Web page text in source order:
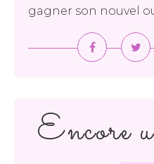
gagner son nouvel
Encore